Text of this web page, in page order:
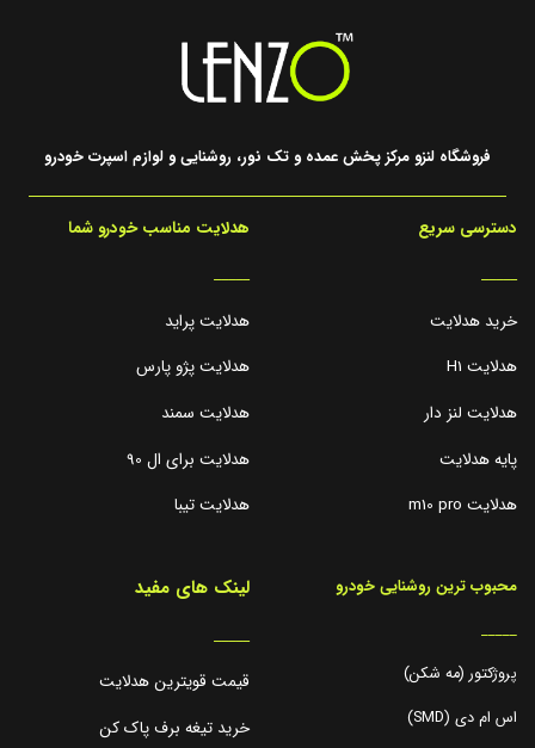
فروشگاه لنزو مرکز پخش عمده و تک نور، روشنایی و لوازم اسپرت خودرو
دسترسی سریع
_____
خرید هدلایت
هدلایت H1
هدلایت لنز دار
پایه هدلایت
هدلایت m10 pro
هدلایت مناسب خودرو شما
_____
هدلایت پراید
هدلایت پژو پارس
هدلایت سمند
هدلایت برای ال 90
هدلایت تیبا
محبوب ترین روشنایی خودرو
_____
پروژکتور (مه شکن)
اس ام دی (SMD)
لینک های مفید
_____
قیمت قویترین هدلایت
خرید تیغه برف پاک کن